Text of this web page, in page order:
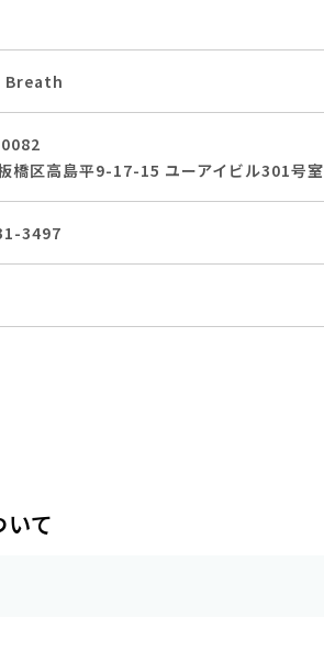
Breath
橋区高島平9-17-15 ユーアイビル301号室
3497
て